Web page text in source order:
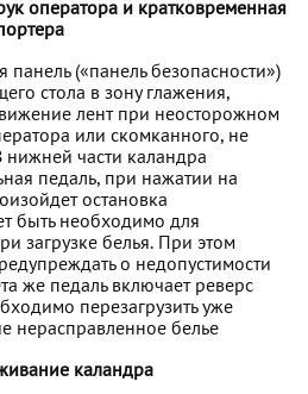
оператора и кратковременная
панель («панель безопасности»)
стола в зону глажения,
лент при неосторожном
или скомканного, не
нижней части каландра
педаль, при нажатии на
остановка
быть необходимо для
загрузке белья. При этом
о недопустимости
же педаль включает реверс
перезагрузить уже
нерасправленное белье
каландра